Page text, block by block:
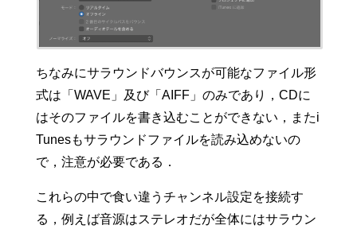
ちなみにサラウンドバウンスが可能なファイル形
式は「WAVE」及び「AIFF」のみであり，CDに
はそのファイルを書き込むことができない，またi
Tunesもサラウンドファイルを読み込めないの
で，注意が必要である．
これらの中で食い違うチャンネル設定を接続す
る，例えば音源はステレオだが全体にはサラウン